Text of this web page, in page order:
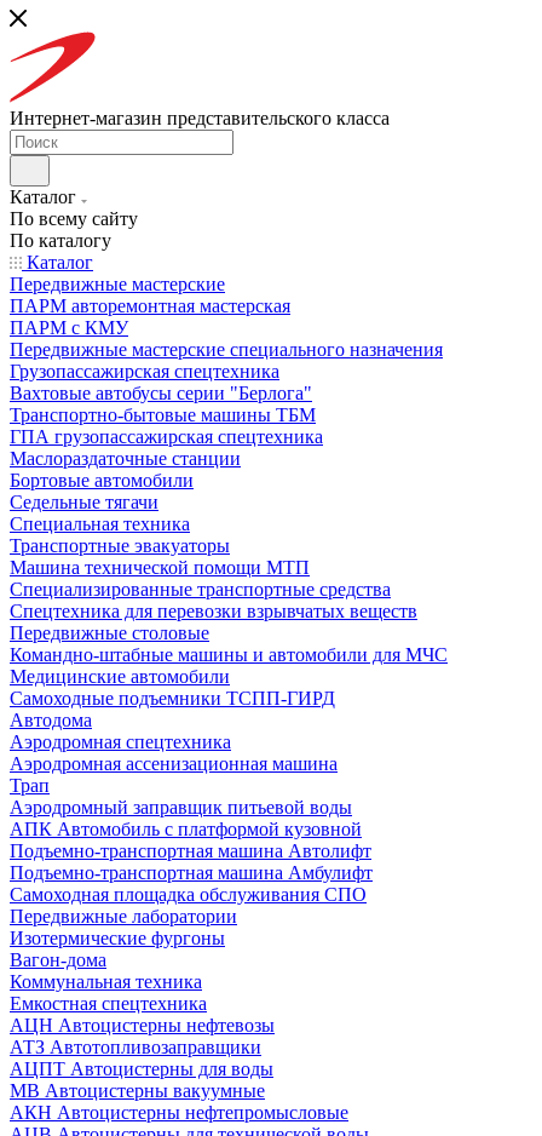
Интернет-магазин представительского класса
Каталог
По всему сайту
По каталогу
Каталог
Передвижные мастерские
ПАРМ авторемонтная мастерская
ПАРМ с КМУ
Передвижные мастерские специального назначения
Грузопассажирская спецтехника
Вахтовые автобусы серии "Берлога"
Транспортно-бытовые машины ТБМ
ГПА грузопассажирская спецтехника
Маслораздаточные станции
Бортовые автомобили
Седельные тягачи
Специальная техника
Транспортные эвакуаторы
Машина технической помощи МТП
Специализированные транспортные средства
Спецтехника для перевозки взрывчатых веществ
Передвижные столовые
Командно-штабные машины и автомобили для МЧС
Медицинские автомобили
Самоходные подъемники ТСПП-ГИРД
Автодома
Аэродромная спецтехника
Аэродромная ассенизационная машина
Трап
Аэродромный заправщик питьевой воды
АПК Автомобиль с платформой кузовной
Подъемно-транспортная машина Автолифт
Подъемно-транспортная машина Амбулифт
Самоходная площадка обслуживания СПО
Передвижные лаборатории
Изотермические фургоны
Вагон-дома
Коммунальная техника
Емкостная спецтехника
АЦН Автоцистерны нефтевозы
АТЗ Автотопливозаправщики
АЦПТ Автоцистерны для воды
МВ Автоцистерны вакуумные
АКН Автоцистерны нефтепромысловые